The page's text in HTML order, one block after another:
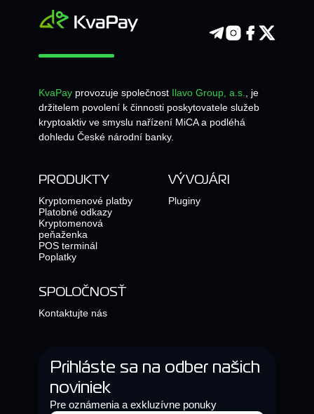
KvaPay provozuje společnost Ilavo Group, a.s., je
držitelem povolení k činnosti poskytovatele služeb
kryptoaktiv ve smyslu nařízení MiCA a podléhá
dohledu České národní banky.
PRODUKTY
Kryptomenové platby
Platobné odkazy
Kryptomenová
peňaženka
POS terminál
Poplatky
VÝVOJÁRI
Pluginy
SPOLOČNOSŤ
Kontaktujte nás
Prihláste sa na odber našich
noviniek
Pre oznámenia a exkluzívne ponuky